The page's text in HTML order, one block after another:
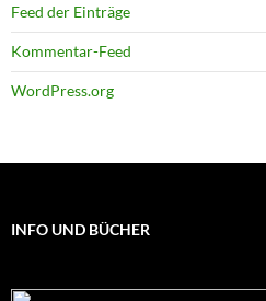
Feed der Einträge
Kommentar-Feed
WordPress.org
INFO UND BÜCHER